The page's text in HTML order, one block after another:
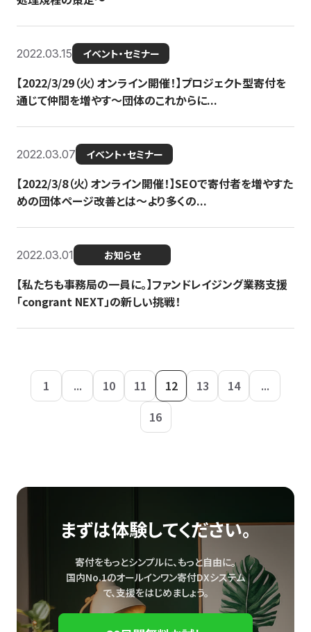
2022.03.15 イベント・セミナー
【2022/3/29（火）オンライン開催！】プロジェクト型寄付を
通じて仲間を増やす～団体のこれからに...
2022.03.07 イベント・セミナー
【2022/3/8（火）オンライン開催！】SEOで寄付者を増やすた
めの団体ページ改善とは～より多くの...
2022.03.01 お知らせ
【私たちも事務局の一員に。】ファンドレイジング業務支援
「congrant NEXT」の新しい挑戦！
1 ... 10 11 12 13 14
...
16
まずは体験してください。
寄付をもっとシンプルに、もっと自由に。
国内No.1のオールインワン寄付DXシステム
で、支援をはじめましょう。